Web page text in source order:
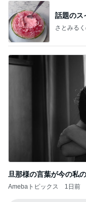
話題の
さとみる
旦那様の言葉が今の私
Amebaトピックス 1日前